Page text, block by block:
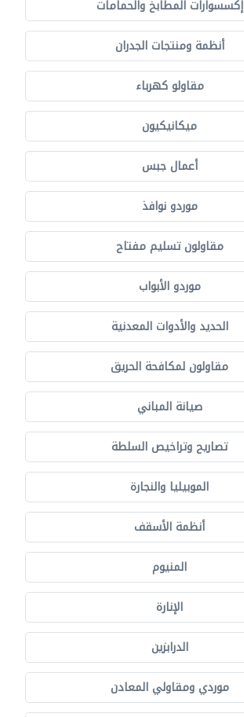
إكسسوارات المطابخ والحمامات
أنظمة ومنتجات الجدران
مقاولو كهرباء
ميكانيكيون
أعمال جبس
موردو نوافذ
مقاولون تسليم مفتاح
موردو الأبواب
الحديد والأدوات المعدنية
مقاولون لمكافحة الحريق
صيانة المباني
تصاريح وتراخيص السلطة
الموبيليا والنجارة
أنظمة الأسقف
المنيوم
الإنارة
الدرابزين
موردي ومقاولي المعادن